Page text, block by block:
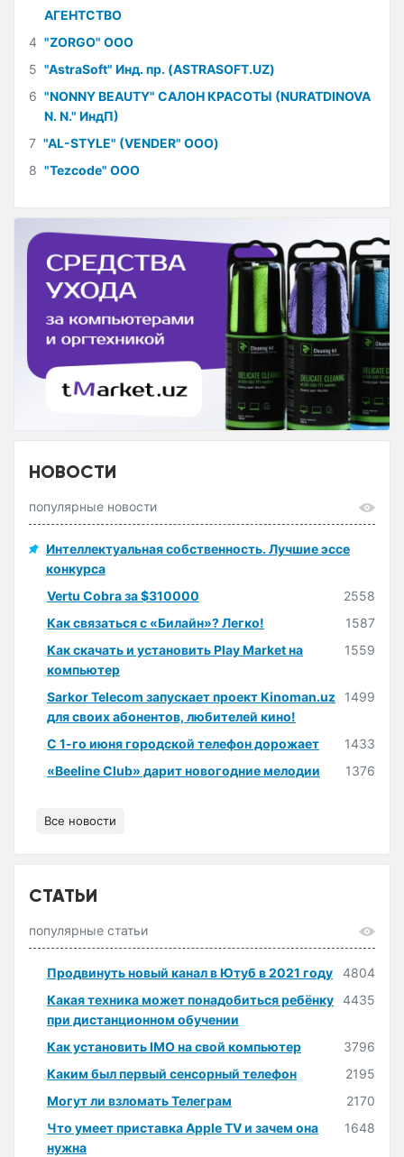
АГЕНТСТВО
4 "ZORGO" ООО
5 "AstraSoft" Инд. пр. (ASTRASOFT.UZ)
6 "NONNY BEAUTY" САЛОН КРАСОТЫ (NURATDINOVA
N. N." ИндП)
7 "AL-STYLE" (VENDER" ООО)
8 "Tezcode" ООО
НОВОСТИ
популярные новости
Интеллектуальная собственность. Лучшие эссе
конкурса
Vertu Cobra за $310000
2558
Как связаться с «Билайн»? Легко!
1587
Как скачать и установить Play Market на
компьютер
1559
Sarkor Telecom запускает проект Kinoman.uz
для своих абонентов, любителей кино!
1499
С 1-го июня городской телефон дорожает
1433
«Beeline Club» дарит новогодние мелодии
1376
Все новости
СТАТЬИ
популярные статьи
Продвинуть новый канал в Ютуб в 2021 году
4804
Какая техника может понадобиться ребёнку
при дистанционном обучении
4435
Как установить IMO на свой компьютер
3796
Каким был первый сенсорный телефон
2195
Могут ли взломать Телеграм
2170
Что умеет приставка Apple TV и зачем она
нужна
1648